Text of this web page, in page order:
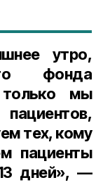
утро,
фонда
мы
тех, кому
пациенты
дней», —